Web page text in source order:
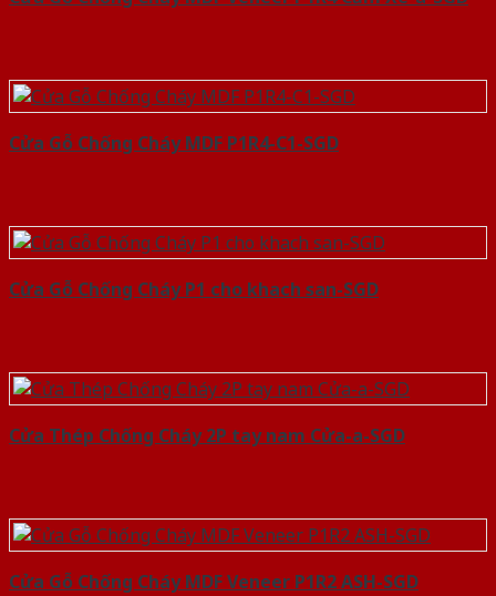
Cửa Gỗ Chống Cháy MDF P1R4-C1-SGD
Cửa Gỗ Chống Cháy P1 cho khach san-SGD
Cửa Thép Chống Cháy 2P tay nam Cửa-a-SGD
Cửa Gỗ Chống Cháy MDF Veneer P1R2 ASH-SGD